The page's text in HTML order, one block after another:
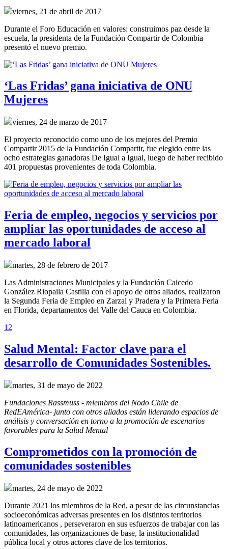
viernes, 21 de abril de 2017
Durante el Foro Educación en valores: construimos paz desde la
escuela, la presidenta de la Fundación Compartir de Colombia
presentó el nuevo premio.
‘Las Fridas’ gana iniciativa de ONU
Mujeres
viernes, 24 de marzo de 2017
El proyecto reconocido como uno de los mejores del Premio
Compartir 2015 de la Fundación Compartir, fue elegido entre las
ocho estrategias ganadoras De Igual a Igual, luego de haber recibido
401 propuestas provenientes de toda Colombia.
Feria de empleo, negocios y servicios por
ampliar las oportunidades de acceso al
mercado laboral
martes, 28 de febrero de 2017
Las Administraciones Municipales y la Fundación Caicedo
González Riopaila Castilla con el apoyo de otros aliados, realizaron
la Segunda Feria de Empleo en Zarzal y Pradera y la Primera Feria
en Florida, departamentos del Valle del Cauca en Colombia.
1 2
Salud Mental: Factor clave para el
desarrollo de Comunidades Sostenibles.
martes, 31 de mayo de 2022
Fundaciones Rassmuss - miembros del Nodo Chile de
RedEAmérica- junto con otros aliados están liderando espacios de
análisis y conversación en torno a la promoción de escenarios
favorables para la Salud Mental
Comprometidos con la promoción de
comunidades sostenibles
martes, 24 de mayo de 2022
Durante 2021 los miembros de la Red, a pesar de las circunstancias
socioeconómicas adversas presentes en los distintos territorios
latinoamericanos , perseveraron en sus esfuerzos de trabajar con las
comunidades, las organizaciones de base, la institucionalidad
pública local y otros actores clave de los territorios.